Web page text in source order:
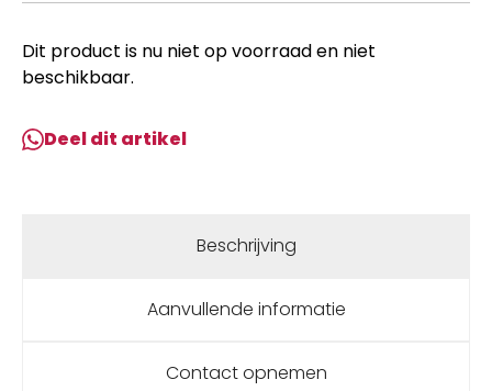
Dit product is nu niet op voorraad en niet
beschikbaar.
Deel dit artikel
Beschrijving
Aanvullende informatie
Contact opnemen